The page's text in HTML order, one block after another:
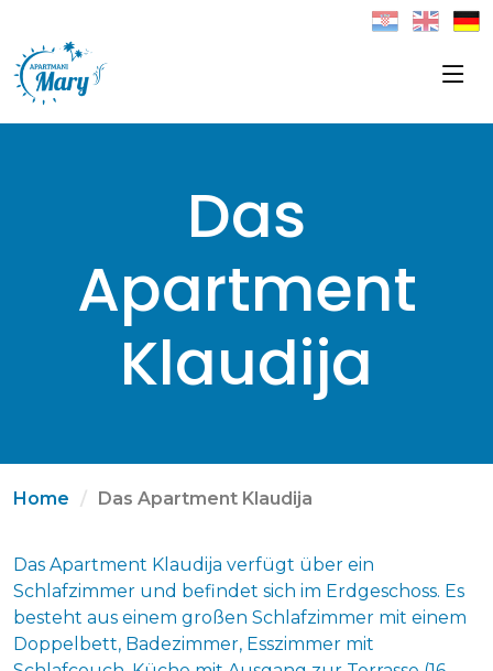
Das
Apartment
Klaudija
Home Das Apartment Klaudija
Das Apartment Klaudija verfügt über ein
Schlafzimmer und befindet sich im Erdgeschoss. Es
besteht aus einem großen Schlafzimmer mit einem
Doppelbett, Badezimmer, Esszimmer mit